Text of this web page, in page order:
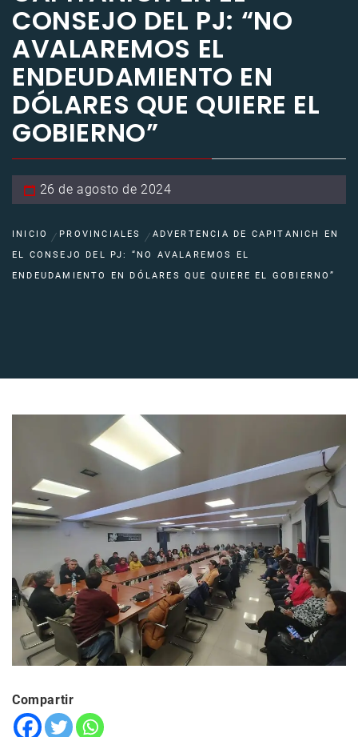
CONSEJO DEL PJ: “NO
AVALAREMOS EL
ENDEUDAMIENTO EN
DÓLARES QUE QUIERE EL
GOBIERNO”
26 de agosto de 2024
INICIO PROVINCIALES
ADVERTENCIA DE CAPITANICH EN
EL CONSEJO DEL PJ: “NO AVALAREMOS EL
ENDEUDAMIENTO EN DÓLARES QUE QUIERE EL GOBIERNO”
Compartir